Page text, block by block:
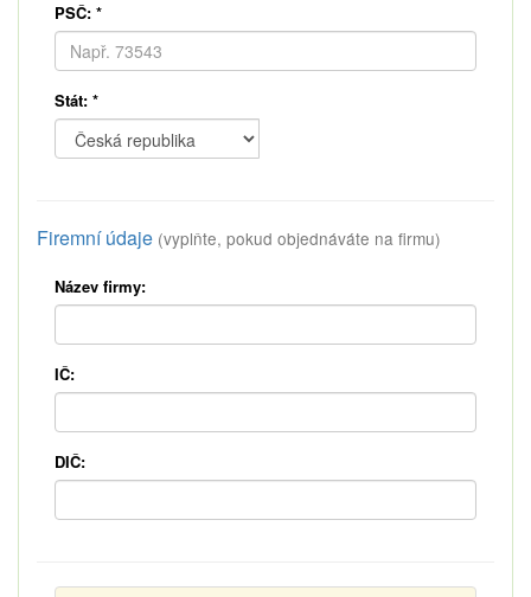
PSČ: *
Stát: *
Firemní údaje (vyplňte, pokud objednáváte na firmu)
Název firmy:
IČ:
DIČ: